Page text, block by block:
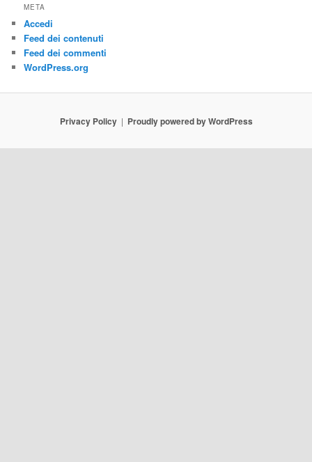
META
Accedi
Feed dei contenuti
Feed dei commenti
WordPress.org
Privacy Policy Proudly powered by WordPress